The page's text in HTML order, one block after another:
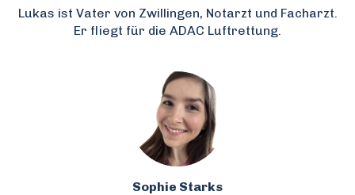
Lukas ist Vater von Zwillingen, Notarzt und Facharzt.
Er fliegt für die ADAC Luftrettung.
Sophie Starks